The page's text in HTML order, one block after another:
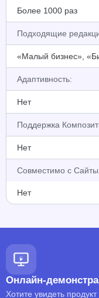
Более 1000 раз
Подходящие
«Малый бизнес»,
Адаптивность:
Нет
Поддержка
Нет
Совместимо с
Нет
Онлайн-
Хотите увидеть